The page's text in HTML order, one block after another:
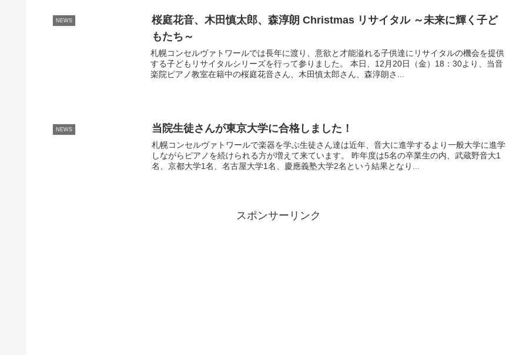
NEWS
桜庭花音、木田慎太郎、森淳朗 Christmas リサイタル ～未来に輝く子ど
もたち～
札幌コンセルヴァトワールでは長年に渡り、意欲と才能溢れる子供達にリサイタルの機会を提供
する子どもリサイタルシリーズを行って参りました。 本日、12月20日（金）18：30より、当音
楽院ピアノ教室在籍中の桜庭花音さん、木田慎太郎さん、森淳朗さ...
NEWS 当院生徒さんが東京大学に合格しました！
札幌コンセルヴァトワールで楽器を学ぶ生徒さん達は近年、音大に進学するより一般大学に進学
しながらピアノを続けられる方が増えて来ています。 昨年度は5名の卒業生の内、武蔵野音大1
名、京都大学1名、名古屋大学1名、慶應義塾大学2名という結果となり...
スポンサーリンク